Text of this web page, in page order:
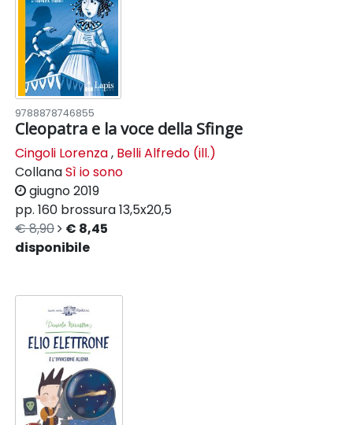
9788878746855
Cleopatra e la voce della Sfinge
Cingoli Lorenza, Belli Alfredo (ill.)
CollanaSì io sono
giugno 2019
pp. 160 brossura13,5x20,5
€ 8,90
€ 8,45
disponibile